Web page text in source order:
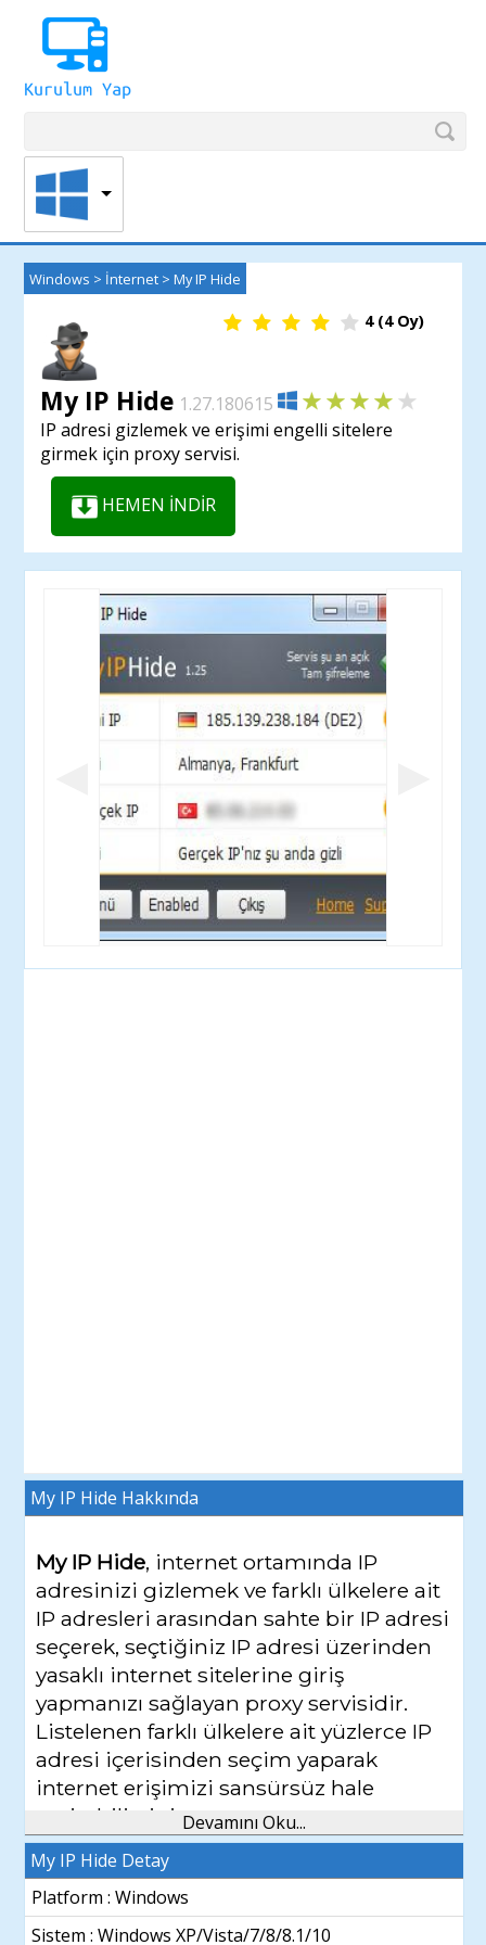
Windows > İnternet >My IP Hide
4(4Oy)
My IP Hide 1.27.180615
IP adresi gizlemek ve erişimi engelli sitelere
girmek için proxy servisi.
HEMEN İNDİR
My IP Hide Hakkında
My IP Hide, internet ortamında IP
adresinizi gizlemek ve farklı ülkelere ait
IP adresleri arasından sahte bir IP adresi
seçerek, seçtiğiniz IP adresi üzerinden
yasaklı internet sitelerine giriş
yapmanızı sağlayan proxy servisidir.
Listelenen farklı ülkelere ait yüzlerce IP
adresi içerisinden seçim yaparak
internet erişimizi sansürsüz hale
getirebilirsiniz.
İnternet gizliliğinizi ve kimliğinizi
güvenlik altına almak için hızlı bir tercih
olan My IP Hide, farklı IP adresleri
Devamını Oku...
My IP Hide Detay
Platform : Windows
Sistem :Windows XP/Vista/7/8/8.1/10